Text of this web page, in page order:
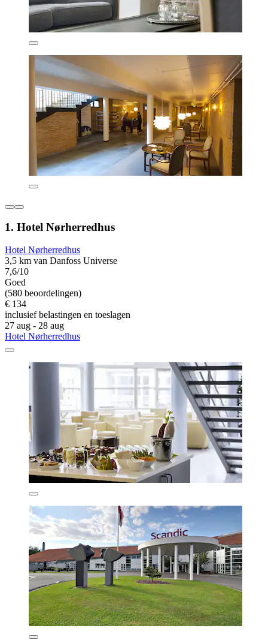
1. Hotel Nørherredhus
Hotel Nørherredhus
3,5 km van Danfoss Universe
7,6/10
Goed
(580 beoordelingen)
€ 134
inclusief belastingen en toeslagen
27 aug - 28 aug
Hotel Nørherredhus